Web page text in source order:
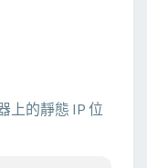
上的靜態 IP 位